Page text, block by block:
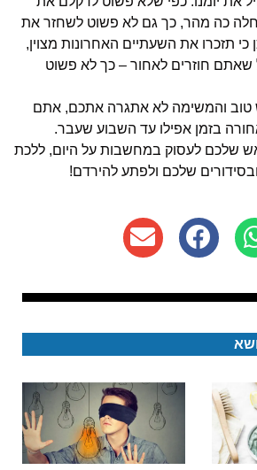
כה מהר, כך גם לא פשוט לשחזר את
כי תזכרו את השעתיים האחרונות מצוין,
שאתם חוזרים לאחור – כך לא פשוט
טוב והמשימה לא אתגרה אתכם, אתם
בזמן אפילו עד השבוע שעבר.
שלכם לעסוק במחשבות על היום, ללכת
שלכם ולפתע להירדם!